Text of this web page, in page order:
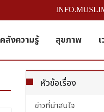
คลังความรู้ สุขภาพ
หัวข้อเรื่อง
ข่าวที่น่าสนใจ